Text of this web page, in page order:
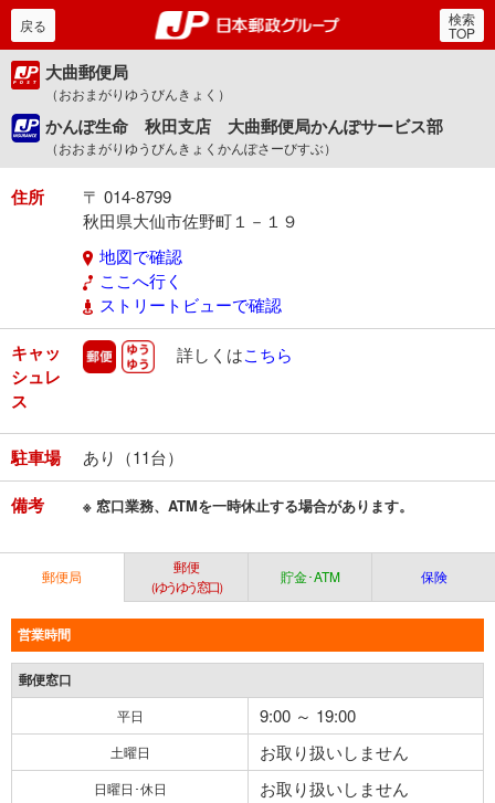
郵便局・日本郵政グルー
戻る 検索
TOP
大曲郵便局
（おおまがりゆうびんきょく）
かんぽ生命 秋田支店 大曲郵便局かんぽサービス部
（おおまがりゆうびんきょくかんぽさーびすぶ）
住所
〒 014-8799
秋田県大仙市佐野町１－１９
地図で確認
ここへ行く
ストリートビューで確認
キャッ
シュレ
ス
郵便 ゆうゆう
詳しくはこちら
駐車場 あり（11台）
備考 ※ 窓口業務、ATMを一時休止する場合があります。
郵便局
郵便
（ゆうゆう窓口）
貯金･ATM 保険
営業時間
郵便窓口
平日 9:00 ～ 19:00
土曜日 お取り扱いしません
日曜日･休日 お取り扱いしません